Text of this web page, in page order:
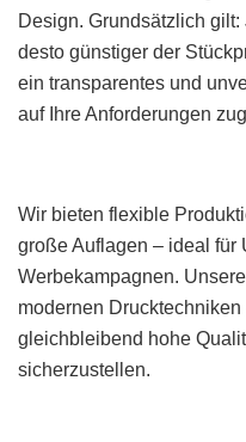
Design. Grundsätzlich
desto günstiger der
ein transparentes und
auf Ihre Anforderungen
Wir bieten flexible
große Auflagen – ideal für
Werbekampagnen.
modernen
gleichbleibend hohe
sicherzustellen.